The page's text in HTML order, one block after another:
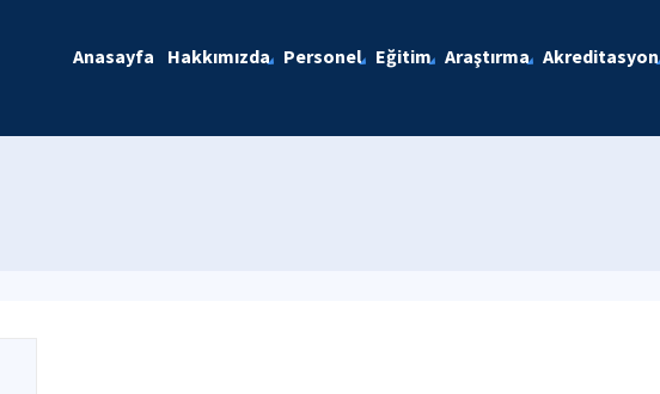
Anasayfa Hakkımızda Personel Eğitim Araştırma Akreditasyon